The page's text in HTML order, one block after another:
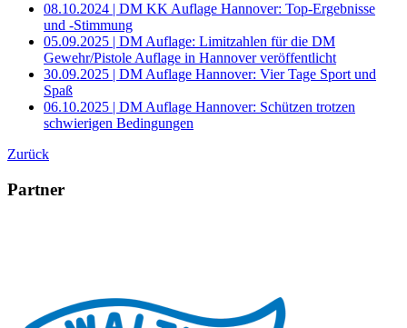
08.10.2024 | DM KK Auflage Hannover: Top-Ergebnisse
und -Stimmung
05.09.2025 | DM Auflage: Limitzahlen für die DM
Gewehr/Pistole Auflage in Hannover veröffentlicht
30.09.2025 | DM Auflage Hannover: Vier Tage Sport und
Spaß
06.10.2025 | DM Auflage Hannover: Schützen trotzen
schwierigen Bedingungen
Zurück
Partner